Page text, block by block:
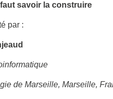
savoir la construire
par :
de Marseille, Marseille,